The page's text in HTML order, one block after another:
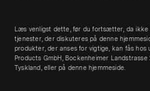
Læs venligst dette, før du fortsætter, da ikke
tjenester, der diskuteres på denne
produkter, der anses for vigtige, kan fås hos
Products GmbH, Bockenheimer
Tyskland, eller på denne hjemmeside.